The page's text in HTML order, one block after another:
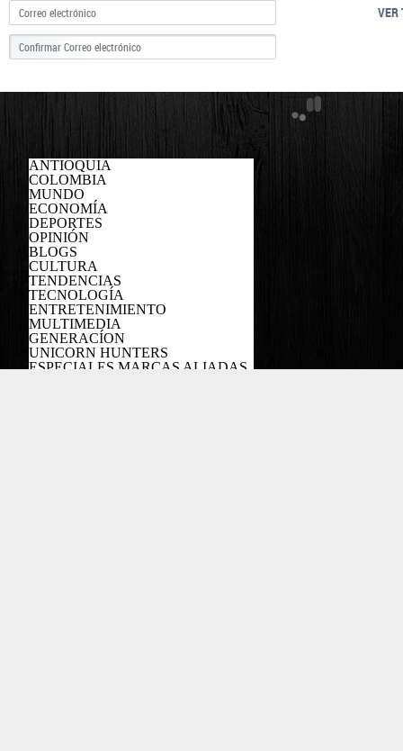
VER
ANTIOQUIA
COLOMBIA
MUNDO
ECONOMÍA
DEPORTES
OPINIÓN
BLOGS
CULTURA
TENDENCIAS
TECNOLOGÍA
ENTRETENIMIENTO
MULTIMEDIA
GENERACÍON
UNICORN HUNTERS
ESPECIALES MARCAS ALIADAS